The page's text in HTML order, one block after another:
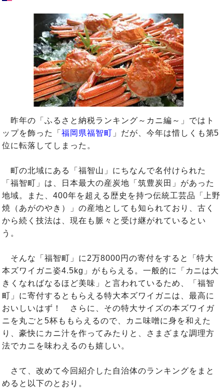
昨年の「ふるさと納税ランキング～カニ編～」ではト
ップを飾った「福岡県福智町 」だが、今年は惜しくも第5
位に転落してしまった。
町の北域にある「福智山」にちなんで名付けられた
「福智町」は、日本最大の産炭地「筑豊炭田」があった
地域。また、400年を超える歴史を持つ伝統工芸品「上野
焼（あがのやき）」の産地としても知られており、古く
から続く技法は、現在も脈々と受け継がれているとい
う。
そんな「福智町」に2万8000円の寄付をすると「特大
本ズワイガニ姿4.5kg」がもらえる。一般的に「カニは大
きくなればなるほど美味」と言われているため、「福智
町」に寄付するともらえる特大本ズワイガニは、最高に
おいしいはず！ さらに、その特大サイズの本ズワイガ
ニを丸ごと5杯ももらえるので、カニ味噌に身を和えた
り、豪快にカニ汁を作ってみたりと、さまざまな調理方
法でカニを味わえるのも嬉しい。
さて、改めて今回紹介した自治体のランキングをまと
めると以下のとおり。